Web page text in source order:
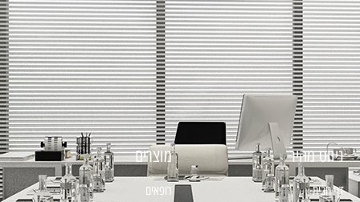
ניווט מהיר
דף הבית
מוצרים
רופאים